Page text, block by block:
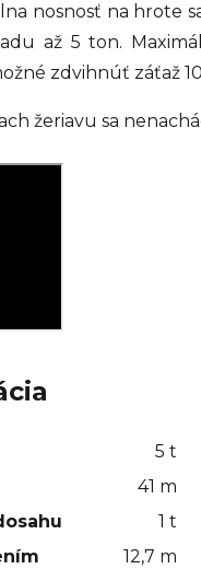
nosnosť na hrote
až 5 ton.
zdvihnúť záťaž
žeriavu sa
5 t
41 m
1 t
12,7 m